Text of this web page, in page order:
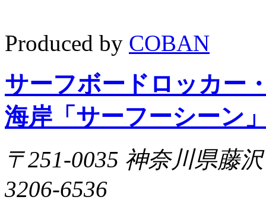
Produced by COBAN
サーフボードロッカー
海岸「サーフーシーン
〒251-0035 神奈川県藤
3206-6536